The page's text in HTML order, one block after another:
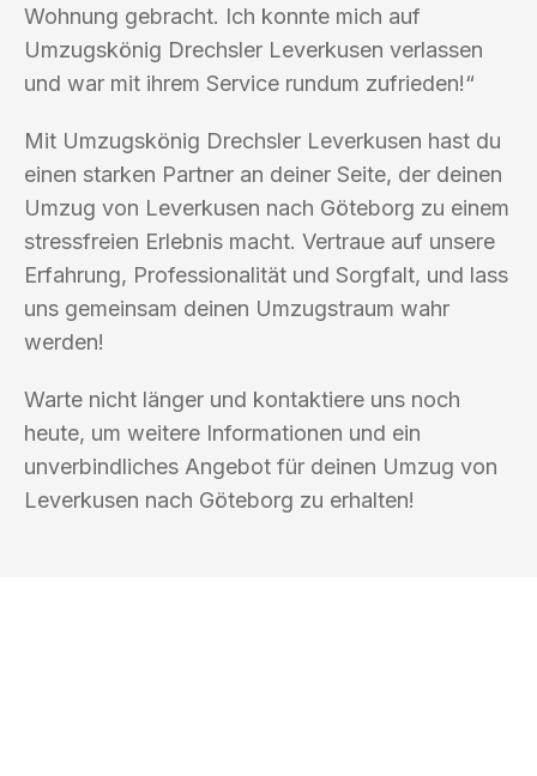
Wohnung gebracht. Ich konnte mich auf
Umzugskönig Drechsler Leverkusen verlassen
und war mit ihrem Service rundum zufrieden!“
Mit Umzugskönig Drechsler Leverkusen hast du
einen starken Partner an deiner Seite, der deinen
Umzug von Leverkusen nach Göteborg zu einem
stressfreien Erlebnis macht. Vertraue auf unsere
Erfahrung, Professionalität und Sorgfalt, und lass
uns gemeinsam deinen Umzugstraum wahr
werden!
Warte nicht länger und kontaktiere uns noch
heute, um weitere Informationen und ein
unverbindliches Angebot für deinen Umzug von
Leverkusen nach Göteborg zu erhalten!